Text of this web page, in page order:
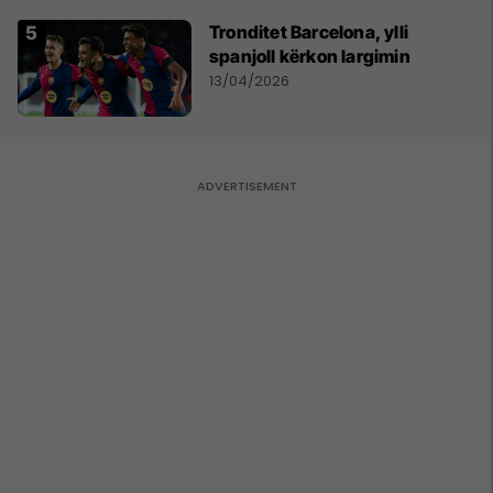
Tronditet Barcelona, ylli
spanjoll kërkon largimin
13/04/2026